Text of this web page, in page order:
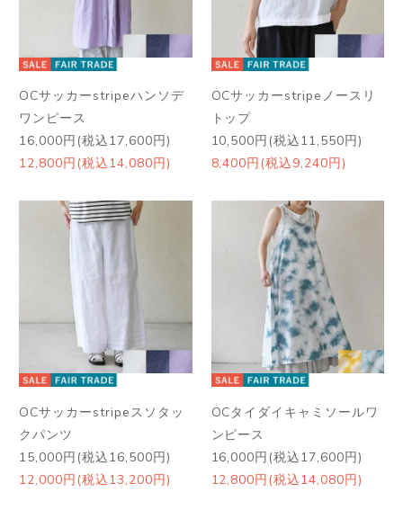
OCサッカーstripeハンソデ
ワンピース
16,000円(税込17,600円)
12,800円(税込14,080円)
OCサッカーstripeノースリ
トップ
10,500円(税込11,550円)
8,400円(税込9,240円)
OCサッカーstripeスソタッ
クパンツ
15,000円(税込16,500円)
12,000円(税込13,200円)
OCタイダイキャミソールワ
ンピース
16,000円(税込17,600円)
12,800円(税込14,080円)